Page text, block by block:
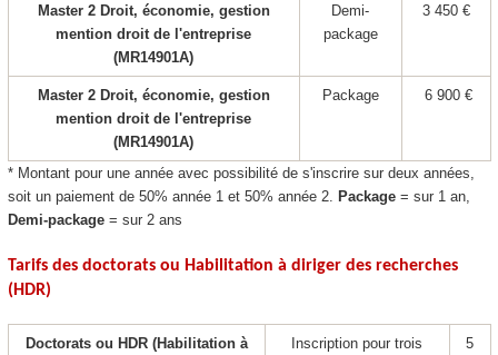
Master 2 Droit, économie, gestion
mention droit de l'entreprise
(MR14901A)
Demi-
package
3 450 €
Master 2 Droit, économie, gestion
mention droit de l'entreprise
(MR14901A)
Package 6 900 €
* Montant pour une année avec possibilité de s'inscrire sur deux années,
soit un paiement de 50% année 1 et 50% année 2.
Package= sur 1 an,
Demi-package = sur 2 ans
Tarifs des doctorats ou Habilitation à diriger des recherches
(HDR)
Doctorats ou HDR (Habilitation à
Inscription pour trois
5